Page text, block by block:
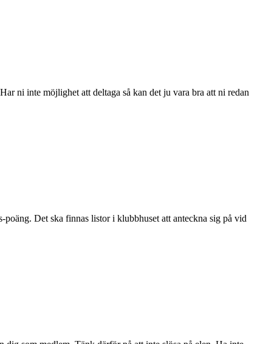
ni inte möjlighet att deltaga så kan det ju vara bra att ni redan
Det ska finnas listor i klubbhuset att anteckna sig på vid